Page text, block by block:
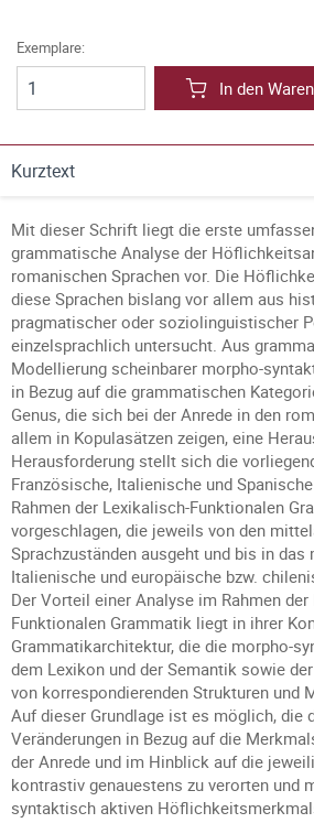
Exemplare:
In den
Kurztext
Mit dieser Schrift liegt die erste
grammatische Analyse der
romanischen Sprachen vor. Die
diese Sprachen bislang vor allem aus
pragmatischer oder soziolinguistischer
einzelsprachlich untersucht. Aus
Modellierung scheinbarer morpho-
in Bezug auf die grammatischen
Genus, die sich bei der Anrede in den
allem in Kopulasätzen zeigen, eine
Herausforderung stellt sich die
Französische, Italienische und
Rahmen der Lexikalisch-Funktionalen
vorgeschlagen, die jeweils von den
Sprachzuständen ausgeht und bis in das
Italienische und europäische bzw.
Der Vorteil einer Analyse im Rahmen
Funktionalen Grammatik liegt in ihrer
Grammatikarchitektur, die die morpho-
dem Lexikon und der Semantik sowie
von korrespondierenden Strukturen und
Auf dieser Grundlage ist es möglich, die
Veränderungen in Bezug auf die
der Anrede und im Hinblick auf die
kontrastiv genauestens zu verorten und
syntaktisch aktiven